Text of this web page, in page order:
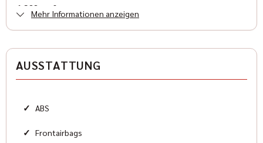
6.200 cm³
Sportwagen
Neu
Mehr Informationen anzeigen
AUSSTATTUNG
✓ ABS
✓ Frontairbags